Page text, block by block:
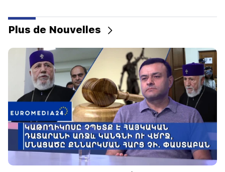
21:30
Où est passé l’Arménien exigeant ? Karine
Nalchajyan sur la formation de la psyché
21:25
Le détroit d'Ormuz pourrait perdre son
importance stratégique
Hayk Konjoryan est le prochain après Alen
Simonyan. Le CP organise des "prunes" à son
sujet (vidéo)
A partir du 10 août, l'ordre de circulation sur
Plus de Nouvelles